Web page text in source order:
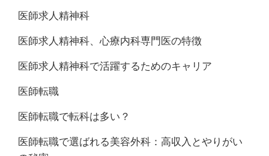
医師求人精神科
医師求人精神科、心療内科専門医の特徴
医師求人精神科で活躍するためのキャリア
医師転職
医師転職で転科は多い？
医師転職で選ばれる美容外科：高収入とやりがい